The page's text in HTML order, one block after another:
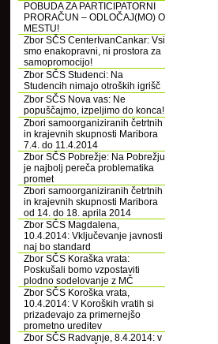
POBUDA ZA PARTICIPATORNI
PRORAČUN – ODLOČAJ(MO) O
MESTU!
Zbor SČS CenterIvanCankar: Vsi
smo enakopravni, ni prostora za
samopromocijo!
Zbor SČS Studenci: Na
Studencih nimajo otroških igrišč
Zbor SČS Nova vas: Ne
popuščajmo, izpeljimo do konca!
Zbori samoorganiziranih četrtnih
in krajevnih skupnosti Maribora
7.4. do 11.4.2014
Zbor SČS Pobrežje: Na Pobrežju
je najbolj pereča problematika
promet
Zbori samoorganiziranih četrtnih
in krajevnih skupnosti Maribora
od 14. do 18. aprila 2014
Zbor SČS Magdalena,
10.4.2014: Vključevanje javnosti
naj bo standard
Zbor SČS Koraška vrata:
Poskušali bomo vzpostaviti
plodno sodelovanje z MČ
Zbor SČS Koroška vrata,
10.4.2014: V Koroških vratih si
prizadevajo za primernejšo
prometno ureditev
Zbor SČS Radvanje, 8.4.2014: v